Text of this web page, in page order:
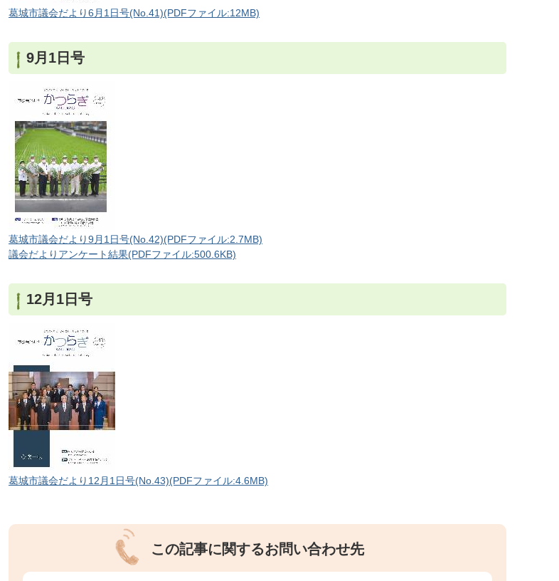
葛城市議会だより6月1日号(No.41)(PDFファイル:12MB)
9月1日号
葛城市議会だより9月1日号(No.42)(PDFファイル:2.7MB)
議会だよりアンケート結果(PDFファイル:500.6KB)
12月1日号
葛城市議会だより12月1日号(No.43)(PDFファイル:4.6MB)
この記事に関するお問い合わせ先